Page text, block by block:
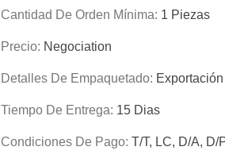
Cantidad De Orden Mínima: 1 Piezas
Precio: Negociation
Detalles De Empaquetado:
Tiempo De Entrega: 15 Dias
Condiciones De Pago: T/T, LC, D/A, D/